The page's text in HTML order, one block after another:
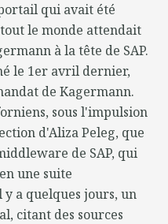
qui avait été
le monde attendait
à la tête de SAP.
le 1er avril dernier,
de Kagermann.
sous l'impulsion
d'Aliza Peleg, que
de SAP, qui
une suite
a quelques jours, un
citant des sources